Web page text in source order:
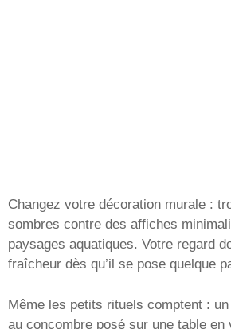
Changez votre décoration murale :
sombres contre des affiches
paysages aquatiques. Votre regard
fraîcheur dès qu’il se pose quelque
Même les petits rituels comptent : un
au concombre posé sur une table en